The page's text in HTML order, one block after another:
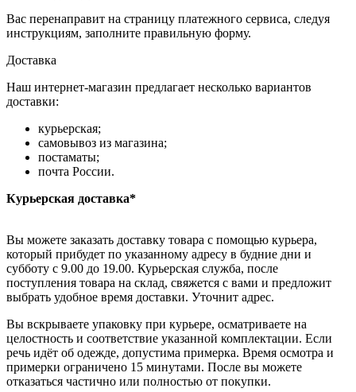
Вас перенаправит на страницу платежного сервиса, следуя
инструкциям, заполните правильную форму.
Доставка
Наш интернет-магазин предлагает несколько вариантов
доставки:
курьерская;
самовывоз из магазина;
постаматы;
почта России.
Курьерская доставка*
Вы можете заказать доставку товара с помощью курьера,
который прибудет по указанному адресу в будние дни и
субботу с 9.00 до 19.00. Курьерская служба, после
поступления товара на склад, свяжется с вами и предложит
выбрать удобное время доставки. Уточнит адрес.
Вы вскрываете упаковку при курьере, осматриваете на
целостность и соответствие указанной комплектации. Если
речь идёт об одежде, допустима примерка. Время осмотра и
примерки ограничено 15 минутами. После вы можете
отказаться частично или полностью от покупки.